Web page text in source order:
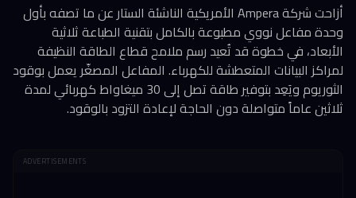
أزاحت شركة Ampera الأمريكية الناشئة الستار عن ما تصفه بأول
وحدة مفاعل نووي مطبوعة بالكامل بتقنية الطباعة ثلاثية
الأبعاد، في خطوة قد تُعيد رسم ملامح قطاع الطاقة النظيفة
لمراكز البيانات المتعطشة للكهرباء. المفاعل المصغّر يعمل بوقود
الثوريوم ويَعِد بتوفير طاقة تصل إلى 30 ميغاواط كهربائي لمدة
ثلاثين عاماً متواصلة دون الحاجة لإعادة التزود بالوقود.
ADVERTISEMENTS